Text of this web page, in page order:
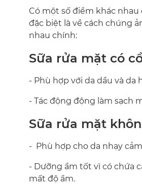
Có một số điểm khác
đặc biệt là về cách chúng
nhau chính:
Sữa rửa mặt có
- Phù hợp với da dầu và da
- Tác động động làm sạch
Sữa rửa mặt
- Phù hợp cho da nhạy
- Dưỡng ẩm tốt vì có chứa
mất độ ẩm.